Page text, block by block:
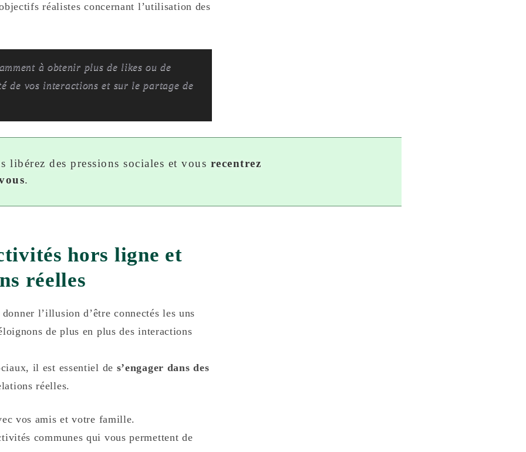
réalistes concernant l’utilisation des
à obtenir plus de likes ou de
de vos interactions et sur le partage de
libérez des pressions sociales et vous recentrez
.
hors ligne et
réelles
l’illusion d’être connectés les uns
de plus en plus des interactions
il est essentiel de s’engager dans des
réelles.
vos amis et votre famille.
communes qui vous permettent de